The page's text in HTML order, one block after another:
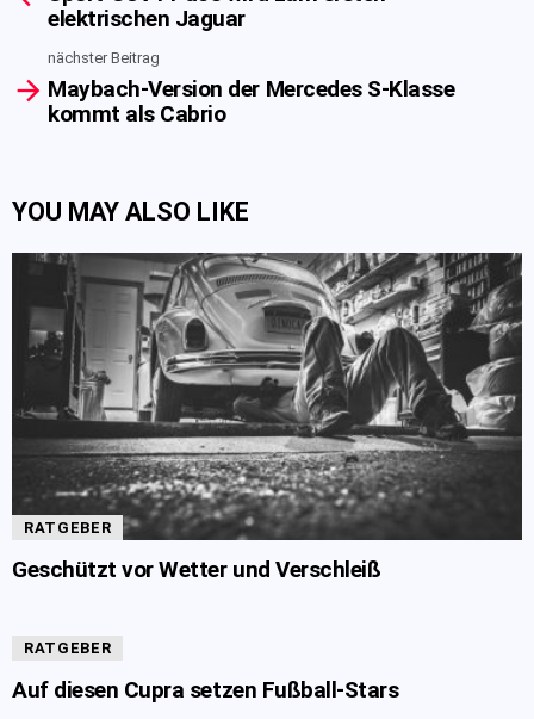
elektrischen Jaguar
nächster Beitrag
Maybach-Version der Mercedes S-Klasse
kommt als Cabrio
YOU MAY ALSO LIKE
RATGEBER
Geschützt vor Wetter und Verschleiß
RATGEBER
Auf diesen Cupra setzen Fußball-Stars